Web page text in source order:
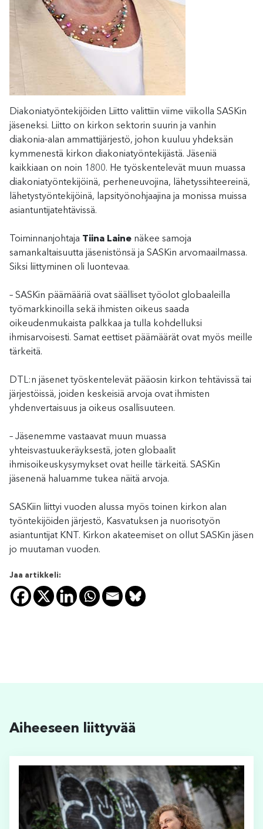
Diakoniatyöntekijöiden Liitto valittiin viime viikolla SASKin
jäseneksi. Liitto on kirkon sektorin suurin ja vanhin
diakonia-alan ammattijärjestö, johon kuuluu yhdeksän
kymmenestä kirkon diakoniatyöntekijästä. Jäseniä
kaikkiaan on noin 1800. He työskentelevät muun muassa
diakoniatyöntekijöinä, perheneuvojina, lähetyssihteereinä,
lähetystyöntekijöinä, lapsityönohjaajina ja monissa muissa
asiantuntijatehtävissä.
Toiminnanjohtaja Tiina Laine näkee samoja
samankaltaisuutta jäsenistönsä ja SASKin arvomaailmassa.
Siksi liittyminen oli luontevaa.
– SASKin päämääriä ovat säälliset työolot globaaleilla
työmarkkinoilla sekä ihmisten oikeus saada
oikeudenmukaista palkkaa ja tulla kohdelluksi
ihmisarvoisesti. Samat eettiset päämäärät ovat myös meille
tärkeitä.
DTL:n jäsenet työskentelevät pääosin kirkon tehtävissä tai
järjestöissä, joiden keskeisiä arvoja ovat ihmisten
yhdenvertaisuus ja oikeus osallisuuteen.
– Jäsenemme vastaavat muun muassa
yhteisvastuukeräyksestä, joten globaalit
ihmisoikeuskysymykset ovat heille tärkeitä. SASKin
jäsenenä haluamme tukea näitä arvoja.
SASKiin liittyi vuoden alussa myös toinen kirkon alan
työntekijöiden järjestö, Kasvatuksen ja nuorisotyön
asiantuntijat KNT. Kirkon akateemiset on ollut SASKin jäsen
jo muutaman vuoden.
Jaa artikkeli:
Aiheeseen liittyvää